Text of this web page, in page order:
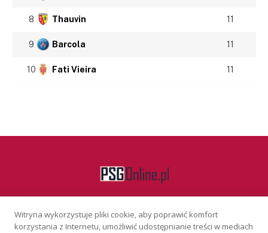
8 Thauvin 11
9 Barcola 11
10 Fati Vieira 11
Facebook
Witryna wykorzystuje pliki cookie, aby poprawić komfort
korzystania z Internetu, umożliwić udostępnianie treści w mediach